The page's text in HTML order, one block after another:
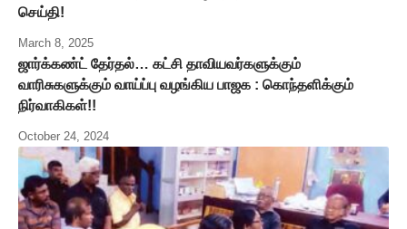
செய்தி!
March 8, 2025
ஜார்க்கண்ட் தேர்தல்… கட்சி தாவியவர்களுக்கும்
வாரிசுகளுக்கும் வாய்ப்பு வழங்கிய பாஜக : கொந்தளிக்கும்
நிர்வாகிகள்!!
October 24, 2024